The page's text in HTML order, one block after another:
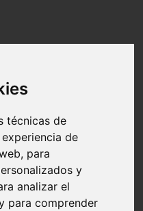
técnicas de
de
para
y
analizar el
para comprender
torcidos de Dios ᐉ Final
Dios ᐉ Final